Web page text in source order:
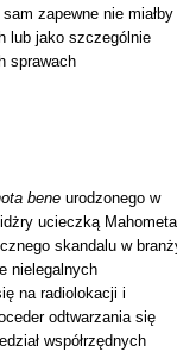
zapewne nie miałby
lub jako szczególnie
sprawach
bene urodzonego w
ucieczką Mahometa
skandalu w
nielegalnych
na radiolokacji i
odtwarzania się
współrzędnych